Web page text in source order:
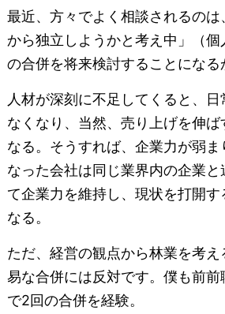
最近、方々でよく相談されるの
から独立しようかと考え中」（
の合併を将来検討することになる
人材が深刻に不足してくると、
なくなり、当然、売り上げを伸ば
なる。そうすれば、企業力が弱ま
なった会社は同じ業界内の企業と
て企業力を維持し、現状を打開
なる。
ただ、経営の観点から林業を考
易な合併には反対です。僕も前前
で2回の合併を経験。